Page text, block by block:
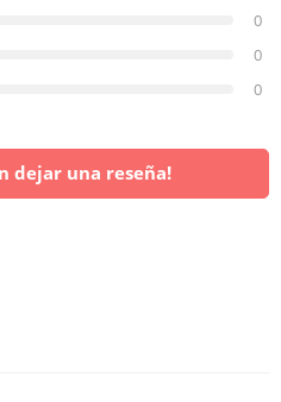
0
0
0
dejar una reseña!